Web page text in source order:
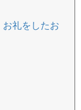
礼をしたお